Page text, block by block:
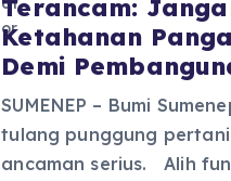
Terancam:
Ketahanan
Demi
SUMENEP – Bumi
tulang punggung
ancaman serius. Alih